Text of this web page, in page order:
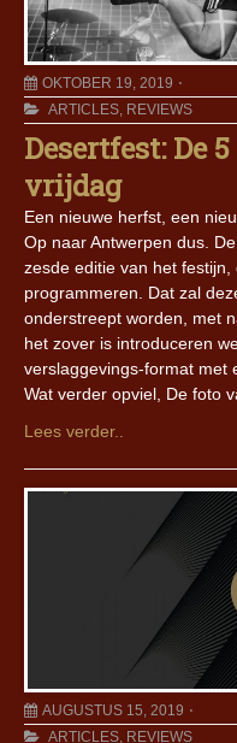
OKTOBER 19, 2019
ARTICLES, REVIEWS
Desertfest: De
vrijdag
Een nieuwe herfst, een
Op naar Antwerpen dus.
zesde editie van het
programmeren. Dat zal
onderstreept worden, met
het zover is introduceren
verslaggevings-format met
Wat verder opviel, De foto
Lees verder..
AUGUSTUS 15, 2019
ARTICLES, REVIEWS